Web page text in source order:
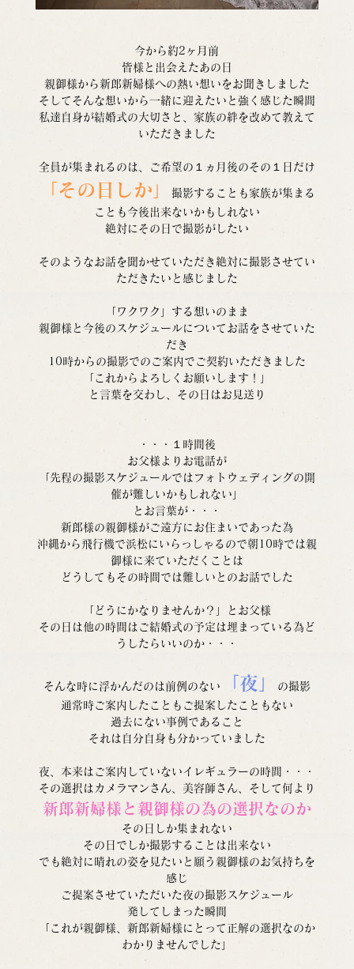
今から約2ヶ月前
皆様と出会えたあの日
親御様から新郎新婦様への熱い想いをお聞きしました
そしてそんな想いから一緒に迎えたいと強く感じた瞬間
私達自身が結婚式の大切さと、家族の絆を改めて教えて
いただきました
全員が集まれるのは、ご希望の１ヵ月後のその１日だけ
「その日しか」
撮影することも家族が集まる
ことも今後出来ないかもしれない
絶対にその日で撮影がしたい
そのようなお話を聞かせていただき絶対に撮影させてい
ただきたいと感じました
「ワクワク」する想いのまま
親御様と今後のスケジュールについてお話をさせていた
だき
10時からの撮影でのご案内でご契約いただきました
「これからよろしくお願いします！」
と言葉を交わし、その日はお見送り
・・・１時間後
お父様よりお電話が
「先程の撮影スケジュールではフォトウェディングの開
催が難しいかもしれない」
とお言葉が・・・
新郎様の親御様がご遠方にお住まいであった為
沖縄から飛行機で浜松にいらっしゃるので朝10時では親
御様に来ていただくことは
どうしてもその時間では難しいとのお話でした
「どうにかなりませんか？」とお父様
その日は他の時間はご結婚式の予定は埋まっている為ど
うしたらいいのか・・・
そんな時に浮かんだのは前例のない 「夜」
の撮影
通常時ご案内したこともご提案したこともない
過去にない事例であること
それは自分自身も分かっていました
夜、本来はご案内していないイレギュラーの時間・・・
その選択はカメラマンさん、美容師さん、そして何より
新郎新婦様と親御様の為の選択なのか
その日しか集まれない
その日でしか撮影することは出来ない
でも絶対に晴れの姿を見たいと願う親御様のお気持ちを
感じ
ご提案させていただいた夜の撮影スケジュール
発してしまった瞬間
「これが親御様、新郎新婦様にとって正解の選択なのか
わかりませんでした」